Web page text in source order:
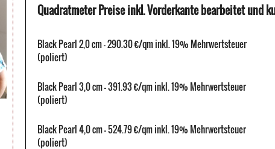
Quadratmeter Preise inkl. Vorderkante bearbeitet und
Black Pearl 2,0 cm - 290.30 €/qm inkl. 19% Mehrwertsteuer
(poliert)
Black Pearl 3,0 cm - 391.93 €/qm inkl. 19% Mehrwertsteuer
(poliert)
Black Pearl 4,0 cm - 524.79 €/qm inkl. 19% Mehrwertsteuer
(poliert)